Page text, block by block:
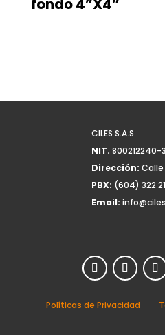
fondo 4”X4”
CILES S.A.S.
NIT. 800212240-3
Dirección: Calle
PBX: (604) 322
Email:
Políticas de Privacidad